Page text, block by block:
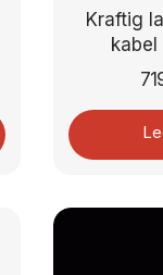
Kraftig